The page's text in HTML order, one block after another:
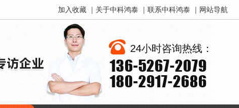
加入收藏 ｜ 关于中科鸿泰 ｜ 联系中科鸿泰 ｜ 网站导航
24小时咨询热线：
136-5267-2079
180-2917-2686